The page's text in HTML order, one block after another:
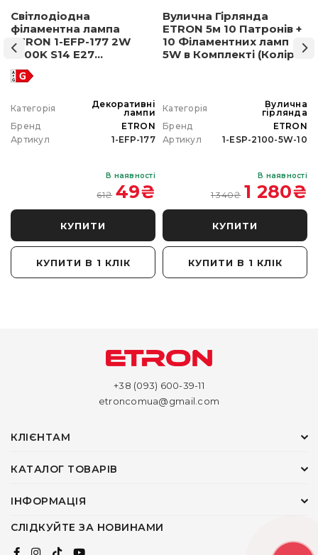
Світлодіодна
філаментна лампа
ETRON 1-EFP-177 2W
2500K S14 E27
позолочене скло
Категорія
Декоративні
лампи
Бренд
ETRON
Артикул
1-EFP-177
В наявності
61₴ 49₴
КУПИТИ
КУПИТИ В 1 КЛІК
Вулична Гірлянда
ETRON 5м 10 Патронів +
10 Філаментних ламп
5W в Комплекті (Колір
Категорія
Вулична
гірлянда
Бренд
ETRON
Артикул
1-ESP-2100-5W-10
В наявності
1 340₴ 1 280₴
КУПИТИ
КУПИТИ В 1 КЛІК
+38 (093) 600-39-11
etroncomua@gmail.com
КЛІЄНТАМ
КАТАЛОГ ТОВАРІВ
ІНФОРМАЦІЯ
СЛІДКУЙТЕ ЗА НОВИНАМИ